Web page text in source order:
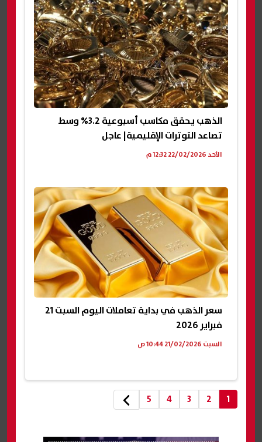
الذهب يحقق مكاسب أسبوعية 3.2% وسط
تصاعد التوترات الإقليمية| عاجل
الأحد 22/02/2026 12:32 م
سعر الذهب في بداية تعاملات اليوم السبت 21
فبراير 2026
السبت 21/02/2026 10:44 ص
1
2
3
4
5